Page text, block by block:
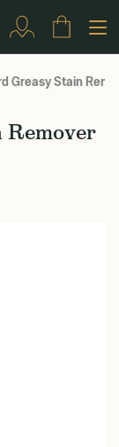
Greasy Stain
Remover